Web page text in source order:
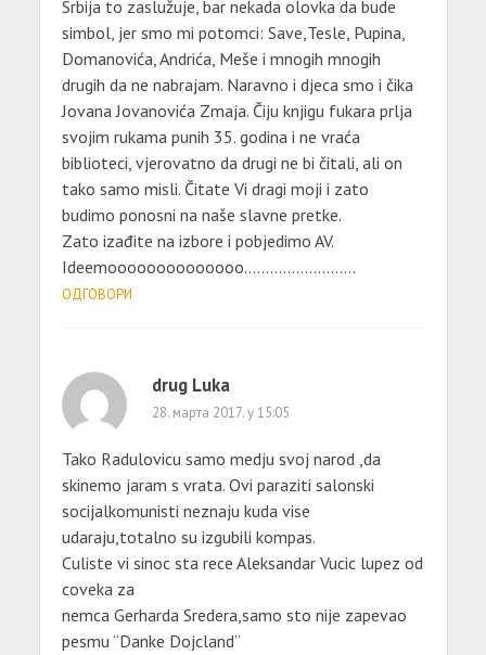
Srbija to zaslužuje, bar nekada olovka da bude
simbol, jer smo mi potomci: Save,Tesle, Pupina,
Domanovića, Andrića, Meše i mnogih mnogih
drugih da ne nabrajam. Naravno i djeca smo i čika
Jovana Jovanovića Zmaja. Čiju knjigu fukara prlja
svojim rukama punih 35. godina i ne vraća
biblioteci, vjerovatno da drugi ne bi čitali, ali on
tako samo misli. Čitate Vi dragi moji i zato
budimo ponosni na naše slavne pretke.
Zato izađite na izbore i pobjedimo AV.
Ideemoooooooooooooo……………………..
ОДГОВОРИ
drug Luka
28. марта 2017. у 15:05
Tako Radulovicu samo medju svoj narod ,da
skinemo jaram s vrata. Ovi paraziti salonski
socijalkomunisti neznaju kuda vise
udaraju,totalno su izgubili kompas.
Culiste vi sinoc sta rece Aleksandar Vucic lupez od
coveka za
nemca Gerharda Sredera,samo sto nije zapevao
pesmu “Danke Dojcland”